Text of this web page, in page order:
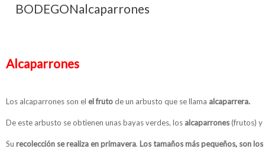
Alcaparrones
Los alcaparrones son el el frutode un arbusto que se llama alcaparrera.
De este arbusto se obtienen unas bayas verdes, los alcaparrones(frutos) y
Su recolección se realiza en primavera. Los tamaños más pequeños, son